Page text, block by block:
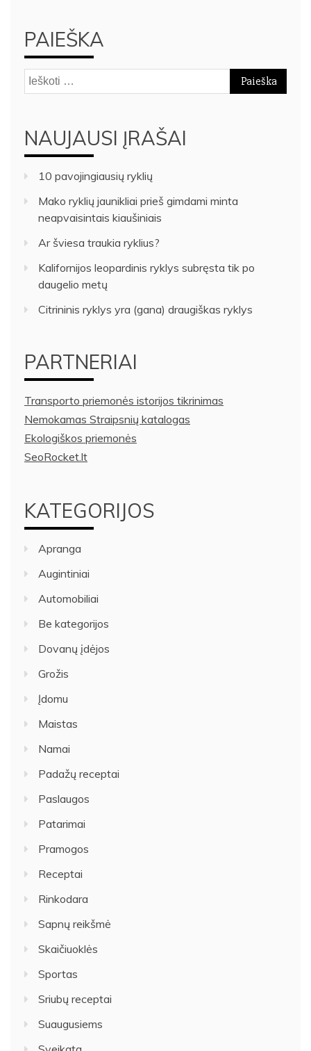
PAIEŠKA
Ieškoti:
NAUJAUSI ĮRAŠAI
10 pavojingiausių ryklių
Mako ryklių jaunikliai prieš gimdami minta
neapvaisintais kiaušiniais
Ar šviesa traukia ryklius?
Kalifornijos leopardinis ryklys subręsta tik po
daugelio metų
Citrininis ryklys yra (gana) draugiškas ryklys
PARTNERIAI
Transporto priemonės istorijos tikrinimas
Nemokamas Straipsnių katalogas
Ekologiškos priemonės
SeoRocket.lt
KATEGORIJOS
Apranga
Augintiniai
Automobiliai
Be kategorijos
Dovanų įdėjos
Grožis
Įdomu
Maistas
Namai
Padažų receptai
Paslaugos
Patarimai
Pramogos
Receptai
Rinkodara
Sapnų reikšmė
Skaičiuoklės
Sportas
Sriubų receptai
Suaugusiems